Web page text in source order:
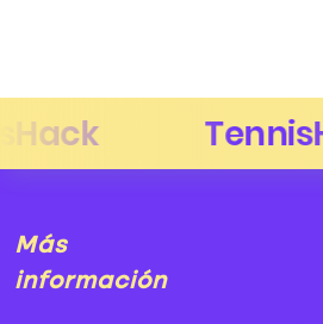
Más
información